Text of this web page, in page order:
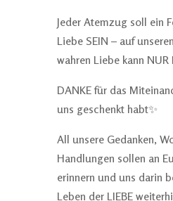
Jeder Atemzug soll ein
Liebe SEIN – auf
wahren Liebe kann NUR
DANKE für das
uns geschenkt habt✨
All unsere Gedanken,
Handlungen sollen an
erinnern und uns darin
Leben der LIEBE